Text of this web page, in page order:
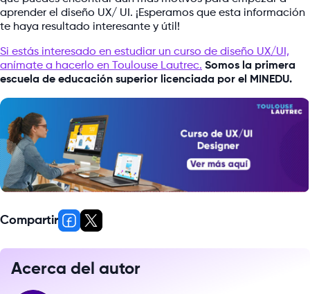
aprender el diseño UX/ UI. ¡Esperamos que esta información
te haya resultado interesante y útil!
Si estás interesado en estudiar un curso de diseño UX/UI,
anímate a hacerlo en Toulouse Lautrec. Somos la primera
escuela de educación superior licenciada por el MINEDU.
Compartir
Acerca del autor